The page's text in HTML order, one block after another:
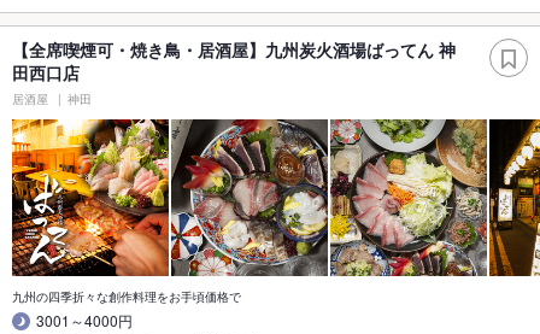
【全席喫煙可・焼き鳥・居酒屋】九州炭火酒場ばってん 神
田西口店
居酒屋 神田
九州の四季折々な創作料理をお手頃価格で
3001～4000円